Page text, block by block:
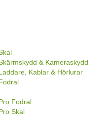
& Kameraskydd
Kablar & Hörlurar
Fodral
Skal